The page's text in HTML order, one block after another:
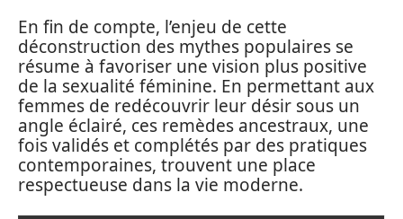
En fin de compte, l’enjeu de cette
déconstruction des mythes populaires se
résume à favoriser une vision plus positive
de la sexualité féminine. En permettant aux
femmes de redécouvrir leur désir sous un
angle éclairé, ces remèdes ancestraux, une
fois validés et complétés par des pratiques
contemporaines, trouvent une place
respectueuse dans la vie moderne.